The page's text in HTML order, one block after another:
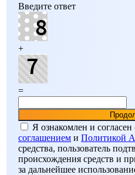
Введите ответ
+
=
Я ознакомлен и согласен
соглашением и Политикой
средства, пользователь
происхождения средств и
за дальнейшее